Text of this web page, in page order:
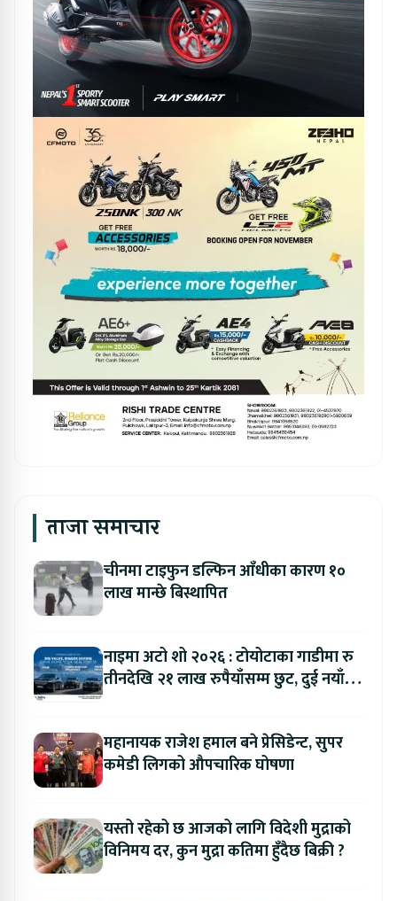
ताजा समाचार
चीनमा टाइफुन डल्फिन आँधीका कारण १०
लाख मान्छे बिस्थापित
नाइमा अटो शो २०२६ : टोयोटाका गाडीमा रु
तीनदेखि २१ लाख रुपैयाँसम्म छुट, दुई नयाँ
महानायक राजेश हमाल बने प्रेसिडेन्ट, सुपर
कमेडी लिगको औपचारिक घोषणा
यस्तो रहेको छ आजको लागि विदेशी मुद्राको
विनिमय दर, कुन मुद्रा कतिमा हुँदैछ बिक्री ?